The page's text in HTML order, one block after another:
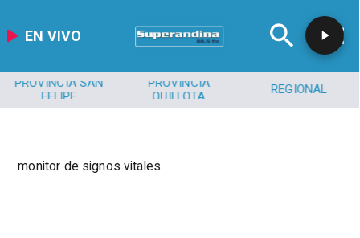
EN VIVO
PROVINCIA SAN
FELIPE
PROVINCIA
QUILLOTA
REGIONAL
monitor de signos vitales